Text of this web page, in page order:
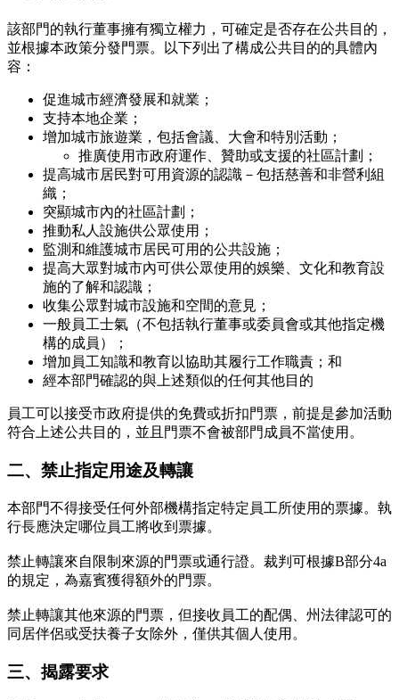
該部門的執行董事擁有獨立權力，可確定是否存在公共目的，
並根據本政策分發門票。以下列出了構成公共目的的具體內
容：
促進城市經濟發展和就業；
支持本地企業；
增加城市旅遊業，包括會議、大會和特別活動；
推廣使用市政府運作、贊助或支援的社區計劃；
提高城市居民對可用資源的認識－包括慈善和非營利組
織；
突顯城市內的社區計劃；
推動私人設施供公眾使用；
監測和維護城市居民可用的公共設施；
提高大眾對城市內可供公眾使用的娛樂、文化和教育設
施的了解和認識；
收集公眾對城市設施和空間的意見；
一般員工士氣（不包括執行董事或委員會或其他指定機
構的成員）；
增加員工知識和教育以協助其履行工作職責；和
經本部門確認的與上述類似的任何其他目的
員工可以接受市政府提供的免費或折扣門票，前提是參加活動
符合上述公共目的，並且門票不會被部門成員不當使用。
二、禁止指定用途及轉讓
本部門不得接受任何外部機構指定特定員工所使用的票據。執
行長應決定哪位員工將收到票據。
禁止轉讓來自限制來源的門票或通行證。裁判可根據B部分4a
的規定，為嘉賓獲得額外的門票。
禁止轉讓其他來源的門票，但接收員工的配偶、州法律認可的
同居伴侶或受扶養子女除外，僅供其個人使用。
三、揭露要求